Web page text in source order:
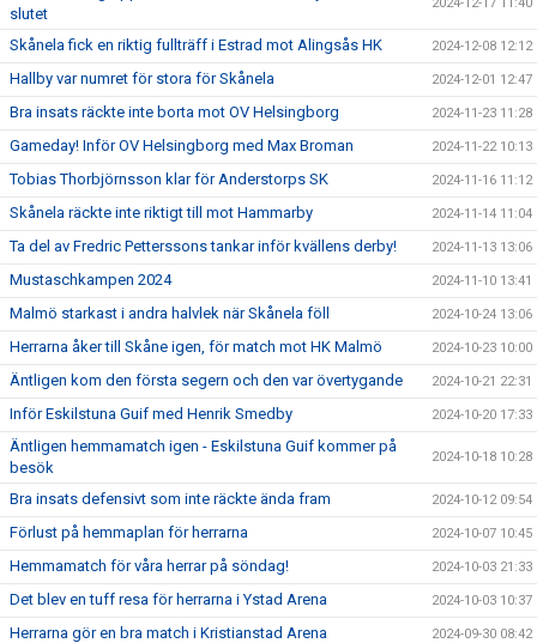
slutet
Skånela fick en riktig fullträff i Estrad mot Alingsås HK 2024-12-08 12:12
Hallby var numret för stora för Skånela 2024-12-01 12:47
Bra insats räckte inte borta mot OV Helsingborg 2024-11-23 11:28
Gameday! Inför OV Helsingborg med Max Broman 2024-11-22 10:13
Tobias Thorbjörnsson klar för Anderstorps SK 2024-11-16 11:12
Skånela räckte inte riktigt till mot Hammarby 2024-11-14 11:04
Ta del av Fredric Petterssons tankar inför kvällens derby! 2024-11-13 13:06
Mustaschkampen 2024 2024-11-10 13:41
Malmö starkast i andra halvlek när Skånela föll 2024-10-24 13:06
Herrarna åker till Skåne igen, för match mot HK Malmö 2024-10-23 10:00
Äntligen kom den första segern och den var övertygande 2024-10-21 22:31
Inför Eskilstuna Guif med Henrik Smedby 2024-10-20 17:33
Äntligen hemmamatch igen - Eskilstuna Guif kommer på
besök
2024-10-18 10:28
Bra insats defensivt som inte räckte ända fram 2024-10-12 09:54
Förlust på hemmaplan för herrarna 2024-10-07 10:45
Hemmamatch för våra herrar på söndag! 2024-10-03 21:33
Det blev en tuff resa för herrarna i Ystad Arena 2024-10-03 10:37
Herrarna gör en bra match i Kristianstad Arena 2024-09-30 08:42